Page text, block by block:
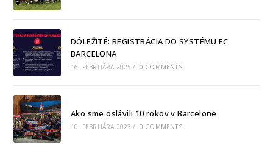
DÔLEŽITÉ: REGISTRÁCIA DO SYSTÉMU FC
BARCELONA
16. FEBRUÁRA 2025 / 0 COMMENTS
Ako sme oslávili 10 rokov v Barcelone
10. FEBRUÁRA 2023 / 0 COMMENTS